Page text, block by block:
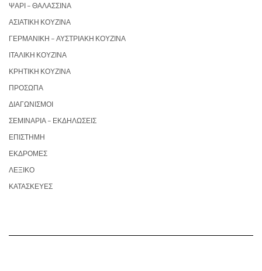
ΨΆΡΙ – ΘΑΛΑΣΣΙΝΆ
ΑΣΙΑΤΙΚΉ ΚΟΥΖΊΝΑ
ΓΕΡΜΑΝΙΚΉ – ΑΥΣΤΡΙΑΚΉ ΚΟΥΖΊΝΑ
ΙΤΑΛΙΚΉ ΚΟΥΖΊΝΑ
ΚΡΗΤΙΚΉ ΚΟΥΖΊΝΑ
ΠΡΌΣΩΠΑ
ΔΙΑΓΩΝΙΣΜΟΊ
ΣΕΜΙΝΆΡΙΑ – ΕΚΔΗΛΏΣΕΙΣ
ΕΠΙΣΤΉΜΗ
ΕΚΔΡΟΜΈΣ
ΛΕΞΙΚΌ
ΚΑΤΑΣΚΕΥΈΣ